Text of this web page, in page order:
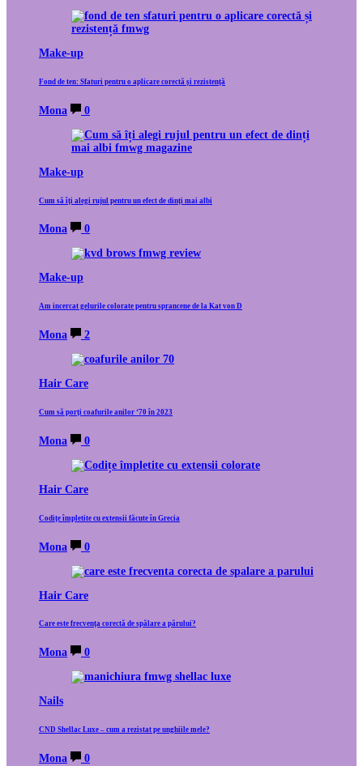
Make-up
Fond de ten: Sfaturi pentru o aplicare corectă și rezistență
Mona 0
Make-up
Cum să îți alegi rujul pentru un efect de dinți mai albi
Mona 0
Make-up
Am incercat gelurile colorate pentru sprancene de la Kat von D
Mona 2
Hair Care
Cum să porți coafurile anilor ‘70 în 2023
Mona 0
Hair Care
Codițe împletite cu extensii făcute în Grecia
Mona 0
Hair Care
Care este frecvența corectă de spălare a părului?
Mona 0
Nails
CND Shellac Luxe – cum a rezistat pe unghiile mele?
Mona 0